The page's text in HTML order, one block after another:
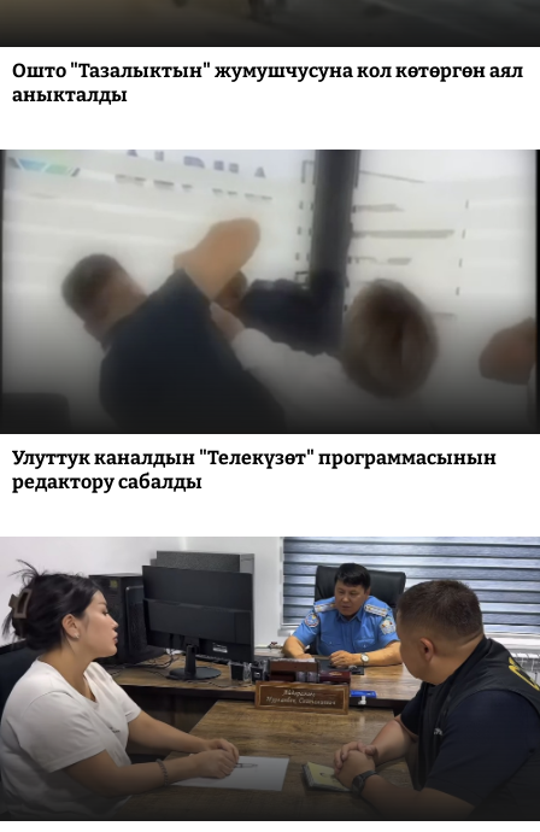
Ошто "Тазалыктын" жумушчусуна кол көтөргөн аял
аныкталды
Улуттук каналдын "Телекүзөт" программасынын
редактору сабалды